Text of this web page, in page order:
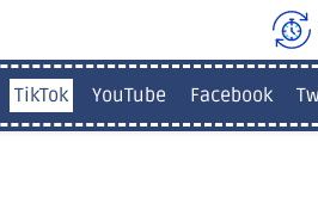
TikTok YouTube Facebook